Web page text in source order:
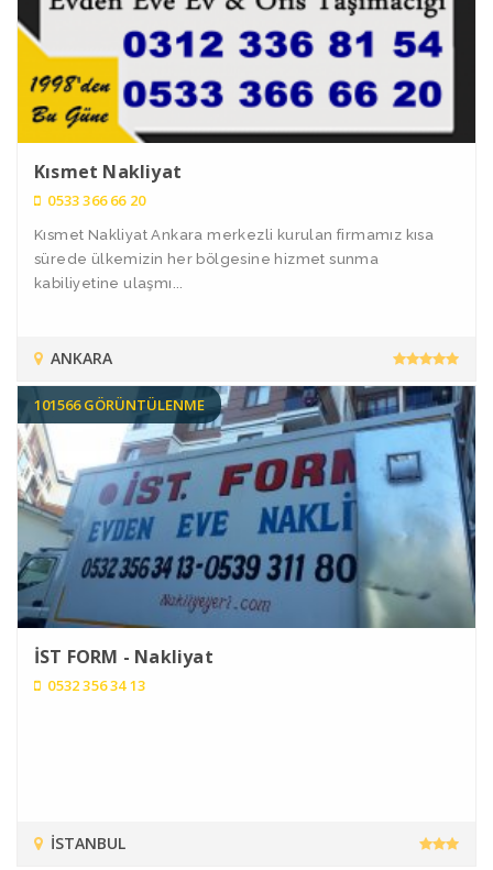
Kısmet Nakliyat
0533 366 66 20
Kısmet Nakliyat Ankara merkezli kurulan firmamız kısa
sürede ülkemizin her bölgesine hizmet sunma
kabiliyetine ulaşmı...
ANKARA
101566 GÖRÜNTÜLENME
İST FORM - Nakliyat
0532 356 34 13
İSTANBUL